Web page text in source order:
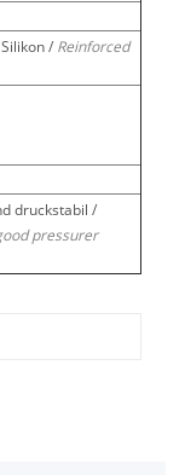
/ Reinforced
druckstabil /
pressurer